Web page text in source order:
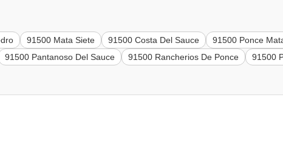
91500 Mata Siete 91500 Costa Del Sauce
91500 Ponce
91500 Pantanoso Del Sauce 91500 Rancherios De Ponce
91500